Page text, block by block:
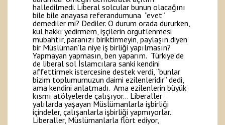
halledilmedi. Liberal solcular bunun olacağını
bile bile anayasa referandumuna “evet”
demediler mi? Dediler. O durum orada dururken,
kul hakkı yedirmem, işçilerin örgütlenmesi
mubahtır, paranızı biriktirmeyin, paylaşın diyen
bir Müslüman’la niye iş birliği yapılmasın?
Yapmayan yapmasın, ben yaparım. Türkiye’de
de liberal sol İslamcılara sanki kendini
affettirmek istercesine destek verdi, “bunlar
bizim toplumumuzun daimi ezilenleridir” dedi,
ama kendini anlatmadı. Ama ezilenlerin büyük
kısmı atölyelerde çalışıyor… Liberaller
yalılarda yaşayan Müslümanlarla işbirliği
içindeler, çalışanlarla işbirliği yapmıyorlar.
Liberaller, Müslümanlarla flört ediyor,